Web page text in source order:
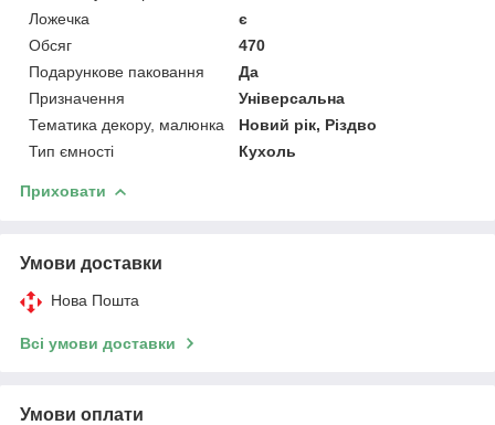
Ложечка
є
Обсяг
470
Подарункове паковання
Да
Призначення
Універсальна
Тематика декору, малюнка
Новий рік, Різдво
Тип ємності
Кухоль
Приховати
Умови доставки
Нова Пошта
Всі умови доставки
Умови оплати